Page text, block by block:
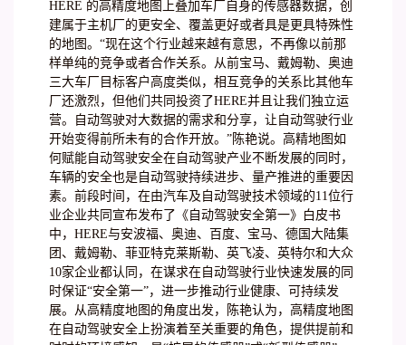
HERE 的高精度地图上叠加车厂自身的传感器数据，创
建属于主机厂的更安全、覆盖更好或者具是更具特殊性
的地图。“现在这个行业越来越有意思，不再像以前那
样单纯的竞争或者合作关系。从前宝马、戴姆勒、奥迪
三大车厂目标客户高度类似，相互竞争的关系比其他车
厂还激烈，但他们共同投资了HERE并且让我们独立运
营。自动驾驶对大数据的需求和分享，让自动驾驶行业
开始变得前所未有的合作开放。”陈艳说。高精地图如
何赋能自动驾驶安全在自动驾驶产业不断发展的同时，
车辆的安全也是自动驾驶持续进步、量产推进的重要因
素。前段时间，在由汽车及自动驾驶技术领域的11位行
业企业共同宣布发布了《自动驾驶安全第一》白皮书
中，HERE与安波福、奥迪、百度、宝马、德国大陆集
团、戴姆勒、菲亚特克莱斯勒、英飞凌、英特尔和大众
10家企业都认同，在谋求在自动驾驶行业快速发展的同
时保证“安全第一”，进一步推动行业健康、可持续发
展。从高精度地图的角度出发，陈艳认为，高精度地图
在自动驾驶安全上扮演着至关重要的角色，提供提前和